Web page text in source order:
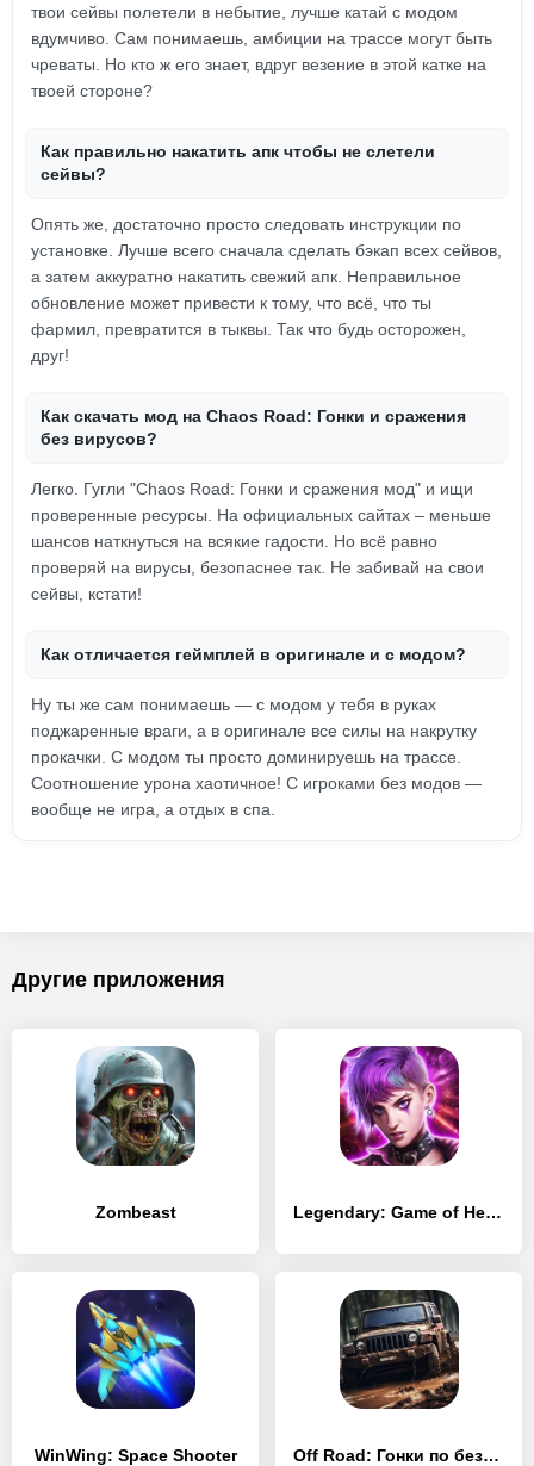
твои сейвы полетели в небытие, лучше катай с модом
вдумчиво. Сам понимаешь, амбиции на трассе могут быть
чреваты. Но кто ж его знает, вдруг везение в этой катке на
твоей стороне?
Как правильно накатить апк чтобы не слетели
сейвы?
Опять же, достаточно просто следовать инструкции по
установке. Лучше всего сначала сделать бэкап всех сейвов,
а затем аккуратно накатить свежий апк. Неправильное
обновление может привести к тому, что всё, что ты
фармил, превратится в тыквы. Так что будь осторожен,
друг!
Как скачать мод на Chaos Road: Гонки и сражения
без вирусов?
Легко. Гугли "Chaos Road: Гонки и сражения мод" и ищи
проверенные ресурсы. На официальных сайтах – меньше
шансов наткнуться на всякие гадости. Но всё равно
проверяй на вирусы, безопаснее так. Не забивай на свои
сейвы, кстати!
Как отличается геймплей в оригинале и с модом?
Ну ты же сам понимаешь — с модом у тебя в руках
поджаренные враги, а в оригинале все силы на накрутку
прокачки. С модом ты просто доминируешь на трассе.
Соотношение урона хаотичное! С игроками без модов —
вообще не игра, а отдых в спа.
Другие приложения
Zombeast Legendary: Game of Heroes
WinWing: Space Shooter Off Road: Гонки по бездорожью